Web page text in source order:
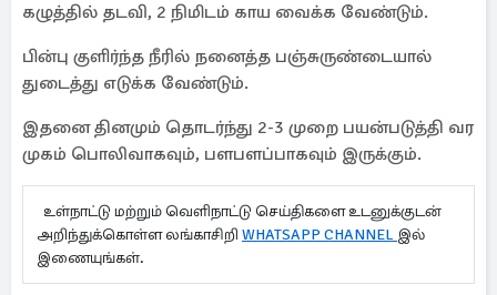
கழுத்தில் தடவி, 2 நிமிடம் காய வைக்க வேண்டும்.
பின்பு குளிர்ந்த நீரில் நனைத்த பஞ்சுருண்டையால்
துடைத்து எடுக்க வேண்டும்.
இதனை தினமும் தொடர்ந்து 2-3 முறை பயன்படுத்தி வர
முகம் பொலிவாகவும், பளபளப்பாகவும் இருக்கும்.
உள்நாட்டு மற்றும் வெளிநாட்டு செய்திகளை உடனுக்குடன்
அறிந்துக்கொள்ள லங்காசிறி WHATSAPP CHANNEL இல்
இணையுங்கள்.